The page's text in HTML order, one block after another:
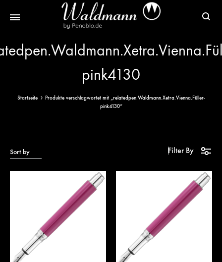
Füller
Schreibgeräte
Sterlingsilber
Gratis
pink4130
Startseite
Produkte verschlagwortet mit „relatedpen.Waldmann.Xetra.Vienna.Füller-
pink4130“
Sort by Filter By